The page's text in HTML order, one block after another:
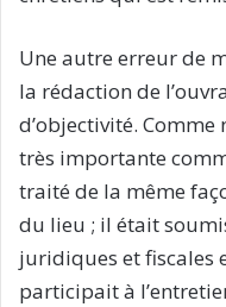
Une autre erreur de
la rédaction de
d’objectivité. Comme
très importante
traité de la même
du lieu ; il était
juridiques et fiscales
participait à